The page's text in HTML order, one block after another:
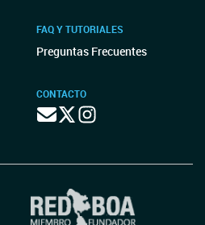
FAQ Y TUTORIALES
Preguntas Frecuentes
CONTACTO